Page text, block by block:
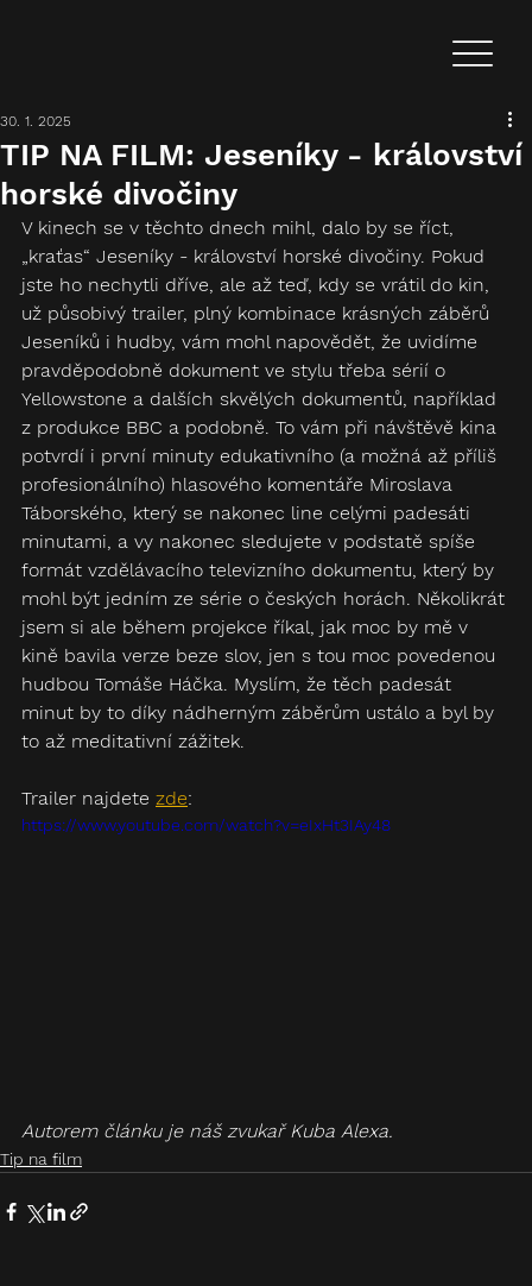
TIP NA FILM: Jeseníky - království
horské divočiny
30. 1. 2025
V kinech se v těchto dnech mihl, dalo by se říct,
„kraťas“ Jeseníky - království horské divočiny. Pokud
jste ho nechytli dříve, ale až teď, kdy se vrátil do kin,
už působivý trailer, plný kombinace krásných záběrů
Jeseníků i hudby, vám mohl napovědět, že uvidíme
pravděpodobně dokument ve stylu třeba sérií o
Yellowstone a dalších skvělých dokumentů, například
z produkce BBC a podobně. To vám při návštěvě kina
potvrdí i první minuty edukativního (a možná až příliš
profesionálního) hlasového komentáře Miroslava
Táborského, který se nakonec line celými padesáti
minutami, a vy nakonec sledujete v podstatě spíše
formát vzdělávacího televizního dokumentu, který by
mohl být jedním ze série o českých horách. Několikrát
jsem si ale během projekce říkal, jak moc by mě v
kině bavila verze beze slov, jen s tou moc povedenou
hudbou Tomáše Háčka. Myslím, že těch padesát
minut by to díky nádherným záběrům ustálo a byl by
to až meditativní zážitek.
Trailer najdete zde:
https://www.youtube.com/watch?v=eIxHt3IAy48
Autorem článku je náš zvukař Kuba Alexa.
Tip na film